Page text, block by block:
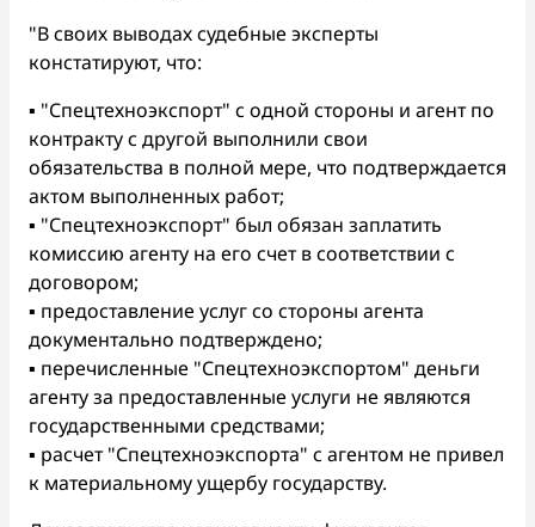
"В своих выводах судебные эксперты
констатируют, что:
▪️ "Спецтехноэкспорт" с одной стороны и агент по
контракту с другой выполнили свои
обязательства в полной мере, что подтверждается
актом выполненных работ;
▪️ "Спецтехноэкспорт" был обязан заплатить
комиссию агенту на его счет в соответствии с
договором;
▪️ предоставление услуг со стороны агента
документально подтверждено;
▪️ перечисленные "Спецтехноэкспортом" деньги
агенту за предоставленные услуги не являются
государственными средствами;
▪️ расчет "Спецтехноэкспорта" с агентом не привел
к материальному ущербу государству.